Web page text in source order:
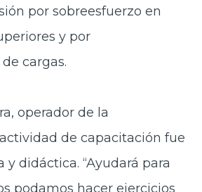
por sobreesfuerzo en
y por
cargas.
operador de la
de capacitación fue
didáctica. “Ayudará para
podamos hacer ejercicios